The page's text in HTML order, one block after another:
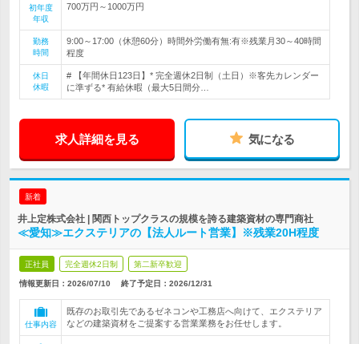
初年度
年収
700万円～1000万円
勤務
時間
9:00～17:00（休憩60分）時間外労働有無:有※残業月30～40時間
程度
休日
休暇
# 【年間休日123日】* 完全週休2日制（土日）※客先カレンダー
に準ずる* 有給休暇（最大5日間分…
求人詳細を見る 気になる
新着
井上定株式会社 | 関西トップクラスの規模を誇る建築資材の専門商社
≪愛知≫エクステリアの【法人ルート営業】※残業20H程度
正社員 完全週休2日制 第二新卒歓迎
情報更新日：2026/07/10 終了予定日： 2026/12/31
仕事内容
既存のお取引先であるゼネコンや工務店へ向けて、エクステリア
などの建築資材をご提案する営業業務をお任せします。